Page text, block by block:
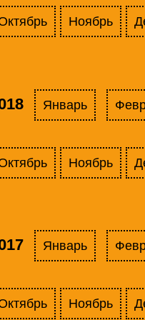
Ноябрь
Январь
Ноябрь
Январь
Ноябрь